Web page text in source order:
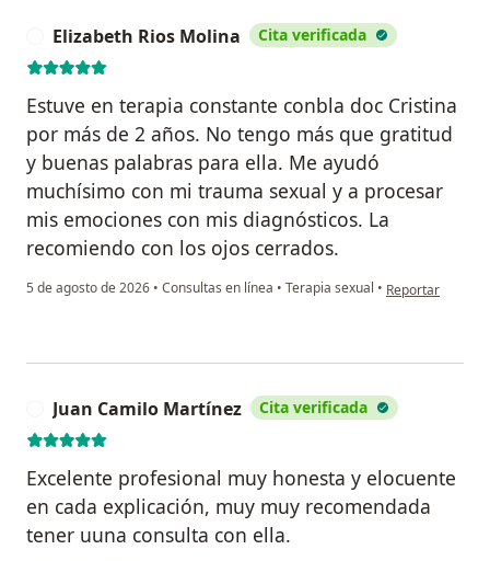
Elizabeth Rios Molina Cita verificada
Estuve en terapia constante conbla doc Cristina
por más de 2 años. No tengo más que gratitud
y buenas palabras para ella. Me ayudó
muchísimo con mi trauma sexual y a procesar
mis emociones con mis diagnósticos. La
recomiendo con los ojos cerrados.
5 de agosto de 2026 • Consultas en línea • Terapia sexual • en opinión del
Reportar
Juan Camilo Martínez Cita verificada
Excelente profesional muy honesta y elocuente
en cada explicación, muy muy recomendada
tener uuna consulta con ella.